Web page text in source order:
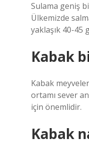
Sulama geniş
Ülkemizde
yaklaşık 40-45
Kabak
Kabak
ortamı sever
için önemlidir.
Kabak